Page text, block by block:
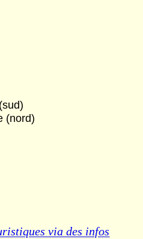
(nord)
via des infos